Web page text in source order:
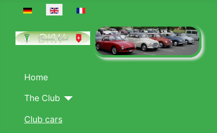
Select your language
Home
The Club
Club cars